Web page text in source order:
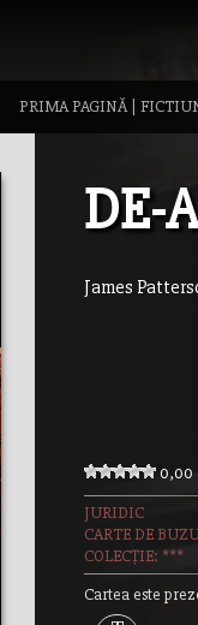
PRIMA PAGINĂ|
DE-
James
0,00
JURIDIC
CARTE DE
COLECȚIE: ***
Cartea este